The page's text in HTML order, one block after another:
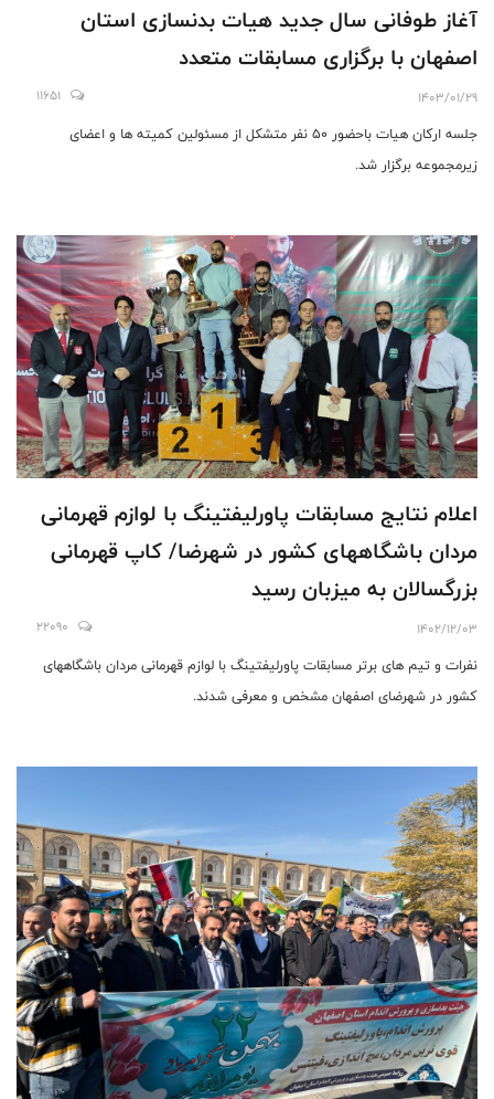
آغاز طوفانی سال جدید هیات بدنسازی استان
اصفهان با برگزاری مسابقات متعدد
1403/01/29
11651
جلسه ارکان هیات باحضور 50 نفر متشکل از مسئولین کمیته ها و اعضای
زیرمجموعه برگزار شد.
اعلام نتایج مسابقات پاورلیفتینگ با لوازم قهرمانی
مردان باشگاههای کشور در شهرضا/ کاپ قهرمانی
بزرگسالان به میزبان رسید
1402/12/03
22090
نفرات و تیم های برتر مسابقات پاورلیفتینگ با لوازم قهرمانی مردان باشگاههای
کشور در شهرضای اصفهان مشخص و معرفی شدند.